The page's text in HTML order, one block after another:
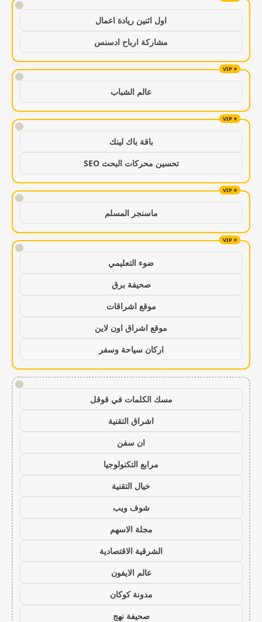
!
اول اثنين ريادة اعمال
مشاركة ارباح ادسنس
!
عالم الشباب
!
باقة باك لينك
تحسين محركات البحث SEO
!
ماسنجر المسلم
!
ضوء التعليمي
صحيفة برق
موقع اشراقات
موقع اشراق اون لاين
اركان سياحة وسفر
!
مسك الكلمات في قوقل
اشراق التقنية
ان سفن
مرابع التكنولوجيا
خيال التقنية
شوف ويب
مجلة الاسهم
الشرقية الاقتصادية
عالم الايفون
مدونة كوكان
صحيفة نهج